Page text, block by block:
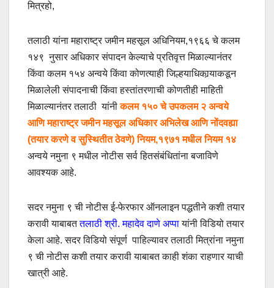
मित्रहो,
तलाठी यांना महाराष्ट्र जमीन महसूल अधिनियम,१९६६ चे कलम
१४९ नुसार अधिकार संपादन केल्याचे प्रतिवृत्त मिळाल्यानंतर
किंवा कलम १५४ अन्वये किंवा कोणत्याही जिल्हयाधिकार्‍याकडून
मिळालेली संपादनाची किंवा हस्तांतरणाची कोणतीही माहिती
मिळाल्यानंतर तलाठी यांनीकलम १५० चे उपकलम २ अन्वये
आणि महाराष्ट्र जमीन महसूल अधिकार अभिलेख आणि नोंदवह्या
(तयार करणे व सुस्थितीत ठेवणे) नियम,१९७१ मधील नियम १४
अन्वये नमुना ९ मधील नोटीस सर्व हितसंबंधितांना बजाविणे
आवश्यक आहे.
सदर नमुना ९ ची नोटीस ई-फेरफार ऑनलाइन पद्धतीने कशी तयार
करावी याबाबततलाठी श्री. महादेव दाणे अप्पायांनी विडियो तयार
केला आहे. सदर विडियो संपूर्ण पाहिल्यावर तलाठी मित्रांना नमुना
९ ची नोटीस कशी तयार करावी याबाबत काही शंका राहणार याची
खात्री आहे.